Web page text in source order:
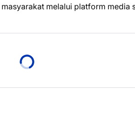
melalui platform media